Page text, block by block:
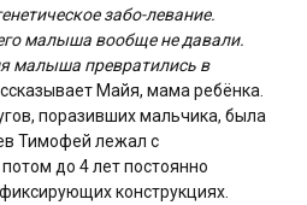
забо-левание.
малыша вообще не давали.
малыша превратились в
Майя, мама ребёнка.
поразивших мальчика, была
Тимофей лежал с
до 4 лет постоянно
конструкциях.